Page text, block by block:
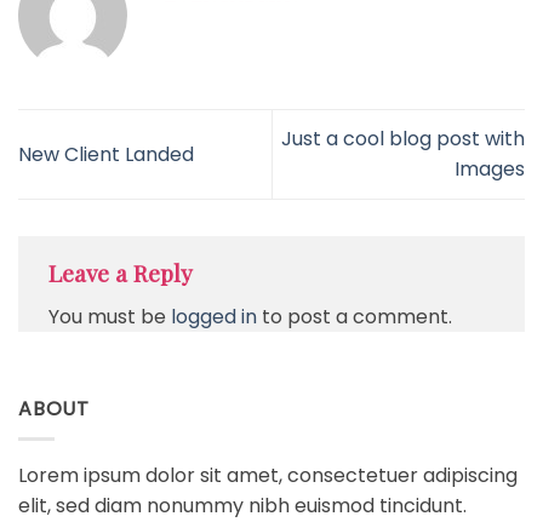
New Client Landed
Just a cool blog post with
Images
Leave a Reply
You must be logged in to post a comment.
ABOUT
Lorem ipsum dolor sit amet, consectetuer adipiscing
elit, sed diam nonummy nibh euismod tincidunt.